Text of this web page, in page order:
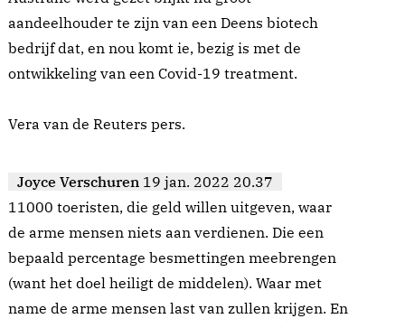
aandeelhouder te zijn van een Deens biotech
bedrijf dat, en nou komt ie, bezig is met de
ontwikkeling van een Covid-19 treatment.
Vera van de Reuters pers.
Joyce Verschuren 19 jan. 2022 20.37
11000 toeristen, die geld willen uitgeven, waar
de arme mensen niets aan verdienen. Die een
bepaald percentage besmettingen meebrengen
(want het doel heiligt de middelen). Waar met
name de arme mensen last van zullen krijgen. En